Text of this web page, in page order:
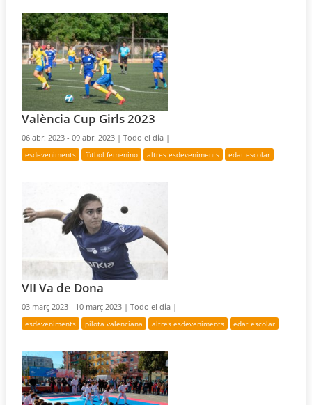
València Cup Girls 2023
06 abr. 2023 - 09 abr. 2023 |Todo el día |
esdeveniments fútbol femenino altres esdeveniments edat escolar
VII Va de Dona
03 març 2023 - 10 març 2023 |Todo el día |
esdeveniments pilota valenciana altres esdeveniments edat escolar